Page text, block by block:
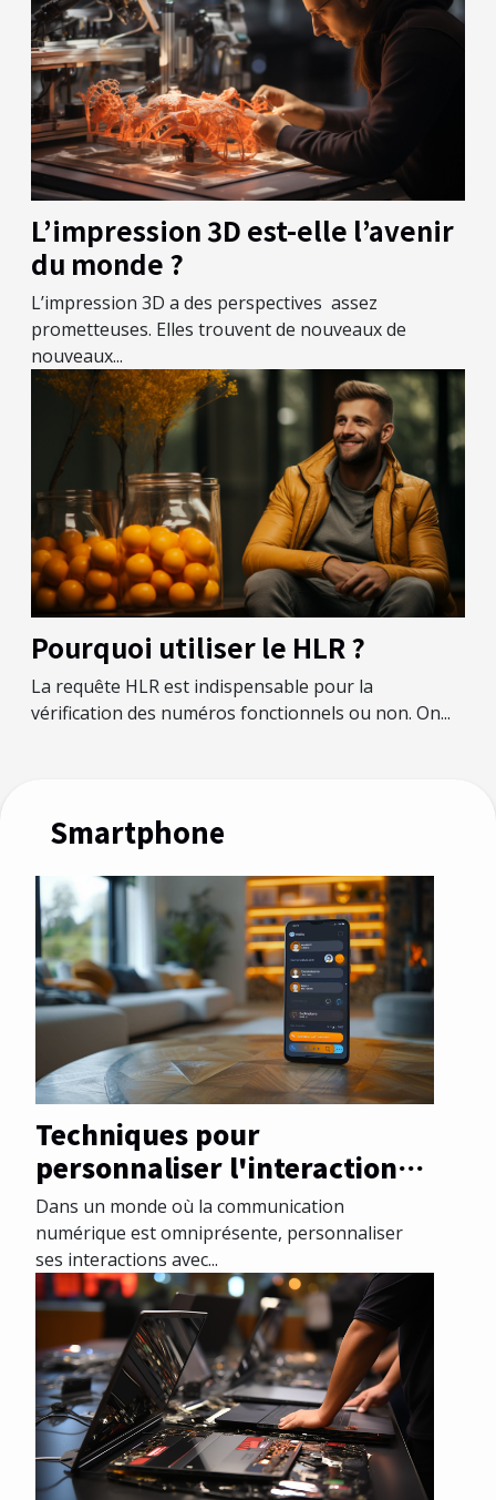
L’impression 3D est-elle l’avenir
du monde ?
L’impression 3D a des perspectives assez
prometteuses. Elles trouvent de nouveaux de
nouveaux...
Pourquoi utiliser le HLR ?
La requête HLR est indispensable pour la
vérification des numéros fonctionnels ou non. On...
Smartphone
Techniques pour
personnaliser l'interaction
avec les contacts dans une
application de messagerie
Dans un monde où la communication
numérique est omniprésente, personnaliser
ses interactions avec...